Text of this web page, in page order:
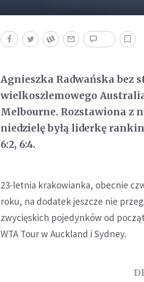
Agnieszka Radwańska bez
wielkoszlemowego
Melbourne. Rozstawiona z
niedzielę byłą liderkę
6:2, 6:4.
23-letnia krakowianka, obecnie
roku, na dodatek jeszcze nie
zwycięskich pojedynków od
WTA Tour w Auckland i Sydney.